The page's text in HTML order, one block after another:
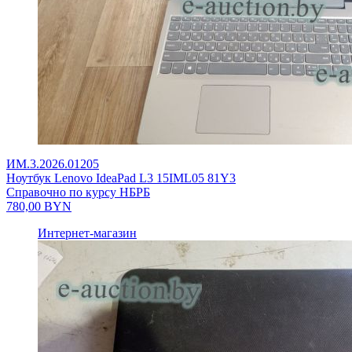
ИМ.3.2026.01205
Ноутбук Lenovo IdeaPad L3 15IML05 81Y3
Справочно по курсу НБРБ
780,00 BYN
Интернет-магазин